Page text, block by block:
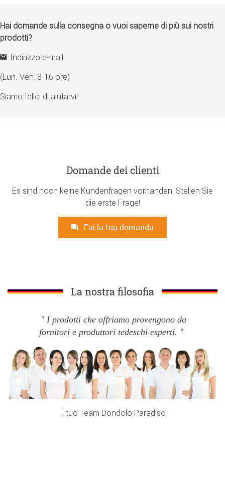
Hai domande sulla consegna o vuoi saperne di più sui nostri
prodotti?
Indirizzo e-mail
(Lun.-Ven. 8-16 ore)
Siamo felici di aiutarvi!
Domande dei clienti
Es sind noch keine Kundenfragen vorhanden. Stellen Sie
die erste Frage!
Fai la tua domanda
La nostra filosofia
I prodotti che offriamo provengono da
fornitori e produttori tedeschi esperti.
Il tuo Team Dondolo Paradiso